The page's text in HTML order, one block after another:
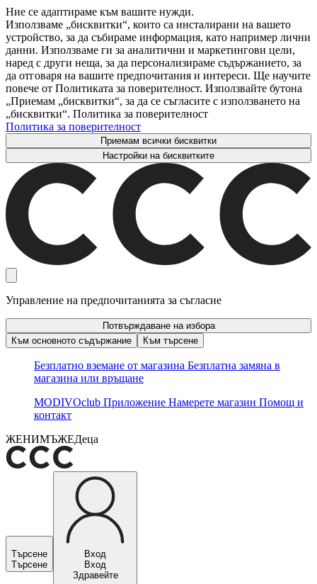
Ние се адаптираме към вашите нужди.
Използваме „бисквитки“, които са инсталирани на вашето
устройство, за да събираме информация, като например лични
данни. Използваме ги за аналитични и маркетингови цели,
наред с други неща, за да персонализираме съдържанието, за
да отговаря на вашите предпочитания и интереси. Ще научите
повече от Политиката за поверителност. Използвайте бутона
„Приемам „бисквитки“, за да се съгласите с използването на
„бисквитки“. Политика за поверителност
Политика за поверителност
Приемам всички бисквитки
Настройки на бисквитките
Управление на предпочитанията за съгласие
Потвърждаване на избора
Към основното съдържание
Към търсене
Безплатно вземане от магазина Безплатна замяна в
магазина или връщане
MODIVOclub Приложение Намерете магазин Помощ и
контакт
ЖЕНИМЪЖЕДеца
Търсене
Търсене
Вход
Вход
Здравейте